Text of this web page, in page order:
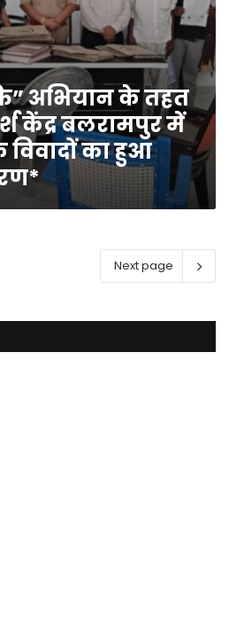
अभियान के तहत
केंद्र बलरामपुर में
विवादों का हुआ
Next page